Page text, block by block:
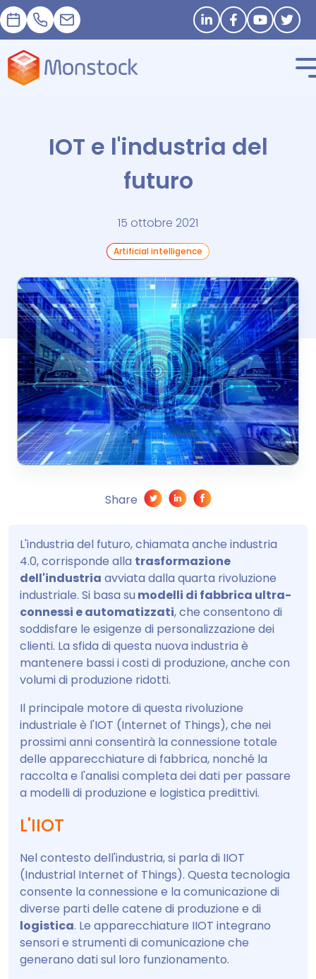
Appuntamento
+33 1 83 62 25 41
contact@monstock.net Stay in touch
IOT e l'industria del
futuro
15 ottobre 2021
Artificial intelligence
Share
L'industria del futuro, chiamata anche industria
4.0, corrisponde alla trasformazione
dell'industria avviata dalla quarta rivoluzione
industriale. Si basa su modelli di fabbrica ultra-
connessi e automatizzati, che consentono di
soddisfare le esigenze di personalizzazione dei
clienti. La sfida di questa nuova industria è
mantenere bassi i costi di produzione, anche con
volumi di produzione ridotti.
Il principale motore di questa rivoluzione
industriale è l'IOT (Internet of Things), che nei
prossimi anni consentirà la connessione totale
delle apparecchiature di fabbrica, nonché la
raccolta e l'analisi completa dei dati per passare
a modelli di produzione e logistica predittivi.
L'IIOT
Nel contesto dell'industria, si parla di IIOT
(Industrial Internet of Things). Questa tecnologia
consente la connessione e la comunicazione di
diverse parti delle catene di produzione e di
logistica. Le apparecchiature IIOT integrano
sensori e strumenti di comunicazione che
generano dati sul loro funzionamento.